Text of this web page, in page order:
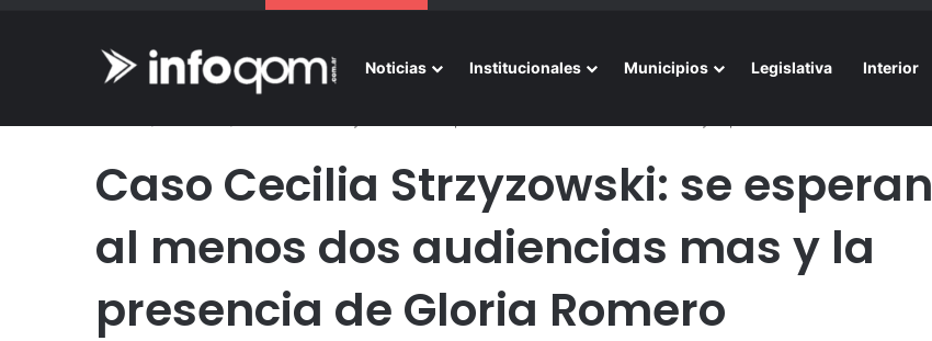
Noticias Institucionales Municipios Legislativa Interior
Caso Cecilia Strzyzowski: se esperan
al menos dos audiencias mas y la
presencia de Gloria Romero